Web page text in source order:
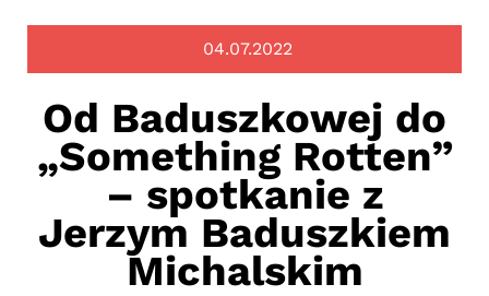
04.07.2022
Od Baduszkowej do
„Something Rotten”
– spotkanie z
Jerzym Baduszkiem
Michalskim